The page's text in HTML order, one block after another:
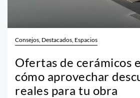
Consejos, Destacados, Espacios
Ofertas de cerámicos
cómo aprovechar
reales para tu obra